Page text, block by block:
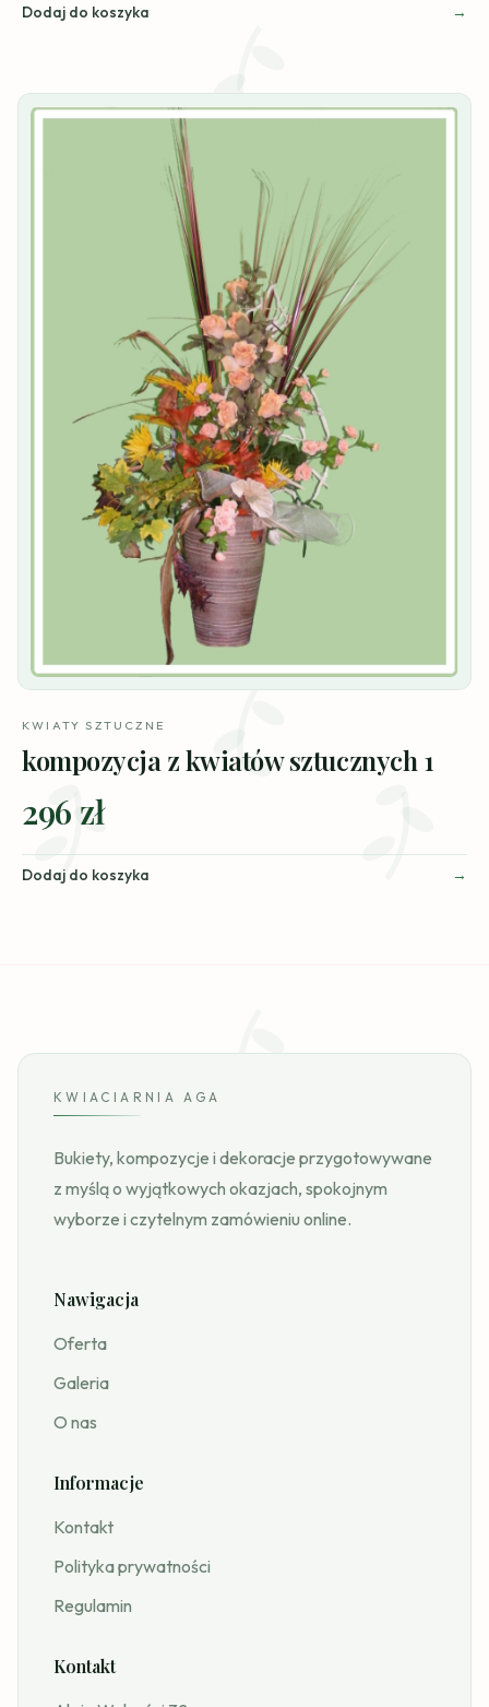
Dodaj do koszyka
KWIATY SZTUCZNE
kompozycja z kwiatów sztucznych 1
296 zł
Dodaj do koszyka
KWIACIARNIA AGA
Bukiety, kompozycje i dekoracje przygotowywane
z myślą o wyjątkowych okazjach, spokojnym
wyborze i czytelnym zamówieniu online.
Nawigacja
Oferta
Galeria
O nas
Informacje
Kontakt
Polityka prywatności
Regulamin
Kontakt